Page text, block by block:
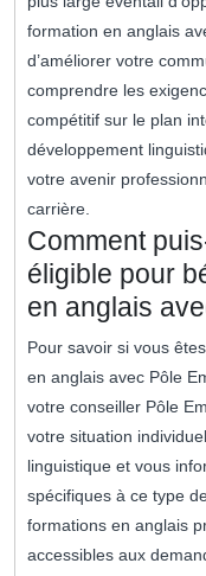
formation en anglais
d’améliorer votre
comprendre les
compétitif sur le plan
développement
votre avenir
carrière.
Comment
éligible pour
en anglais
Pour savoir si vous
en anglais avec Pôle
votre conseiller Pôle
votre situation
linguistique et vous
spécifiques à ce type
formations en anglais
accessibles aux